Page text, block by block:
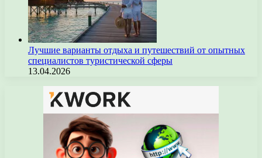
Лучшие варианты отдыха и путешествий от опытных
специалистов туристической сферы
13.04.2026